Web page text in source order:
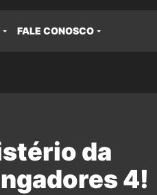
FALE CONOSCO
da
4!